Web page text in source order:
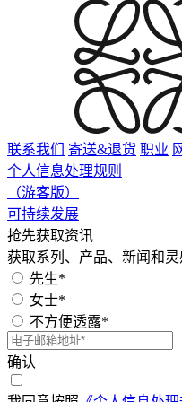
联系我们 寄送&退货 职业
个人信息处理规则
（游客版）
可持续发展
抢先获取资讯
获取系列、产品、新闻和
先生*
女士*
不方便透露*
确认